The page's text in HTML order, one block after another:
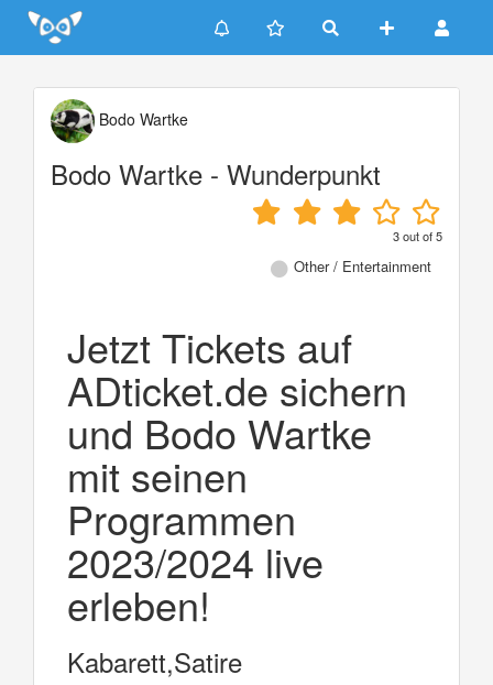
Update cookies preferences
Bodo Wartke
Bodo Wartke - Wunderpunkt
3out of5
Other / Entertainment
Jetzt Tickets auf
ADticket.de sichern
und Bodo Wartke
mit seinen
Programmen
2023/2024 live
erleben!
Kabarett,Satire